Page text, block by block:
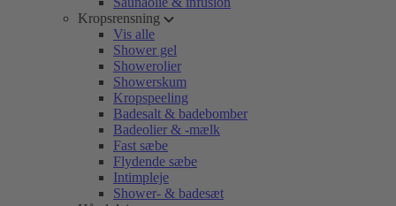
Kropsrensning
Vis alle
Shower gel
Showerolier
Showerskum
Kropspeeling
Badesalt & badebomber
Badeolier & -mælk
Fast sæbe
Flydende sæbe
Intimpleje
Shower- & badesæt